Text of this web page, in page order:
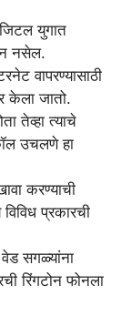
युगात
नसेल.
वापरण्यासाठी
केला जातो.
तेव्हा त्याचे
उचलणे हा
करण्याची
प्रकारची
वेड सगळ्यांना
रिंगटोन फोनला